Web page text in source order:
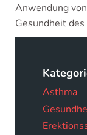
Anwendung
Gesundheit
Asthma